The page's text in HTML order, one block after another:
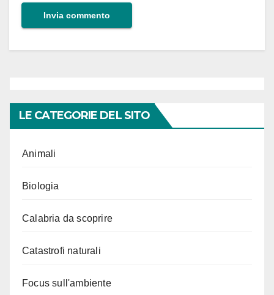
LE CATEGORIE DEL SITO
Animali
Biologia
Calabria da scoprire
Catastrofi naturali
Focus sull'ambiente